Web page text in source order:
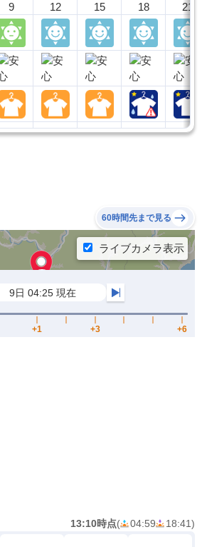
9 12 15 18 21
60時間先まで見る
13:10時点( 04:59 18:41)